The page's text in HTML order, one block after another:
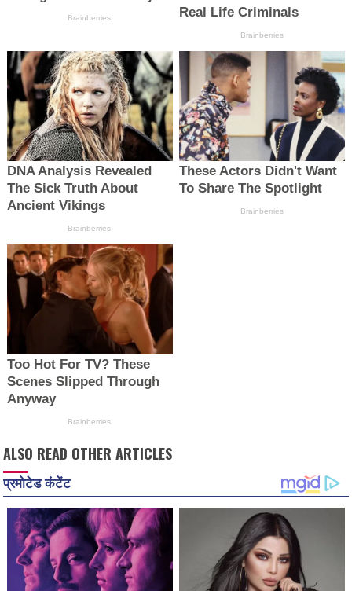
ALSO READ OTHER ARTICLES